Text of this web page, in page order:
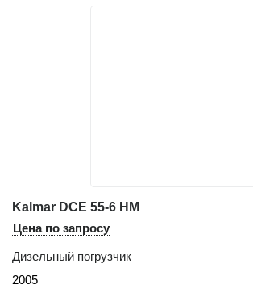
Kalmar DCE 55-6 HM
Цена по запросу
Дизельный погрузчик
2005